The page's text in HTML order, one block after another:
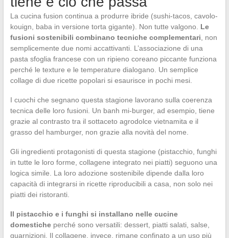
La cucina fusion continua a produrre ibride (sushi-tacos, cavolo-
kouign, baba in versione torta gigante). Non tutte valgono. Le
fusioni sostenibili combinano tecniche complementari, non
semplicemente due nomi accattivanti. L’associazione di una
pasta sfoglia francese con un ripieno coreano piccante funziona
perché le texture e le temperature dialogano. Un semplice
collage di due ricette popolari si esaurisce in pochi mesi.
I cuochi che segnano questa stagione lavorano sulla coerenza
tecnica delle loro fusioni. Un banh mi-burger, ad esempio, tiene
grazie al contrasto tra il sottaceto agrodolce vietnamita e il
grasso del hamburger, non grazie alla novità del nome.
Gli ingredienti protagonisti di questa stagione (pistacchio, funghi
in tutte le loro forme, collagene integrato nei piatti) seguono una
logica simile. La loro adozione sostenibile dipende dalla loro
capacità di integrarsi in ricette riproducibili a casa, non solo nei
piatti dei ristoranti.
Il pistacchio e i funghi si installano nelle cucine
domesticheperché sono versatili: dessert, piatti salati, salse,
guarnizioni. Il collagene, invece, rimane confinato a un uso più